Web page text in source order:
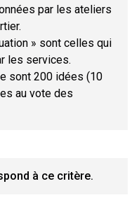
par les ateliers
» sont celles qui
les services.
sont 200 idées (10
au vote des
à ce critère.